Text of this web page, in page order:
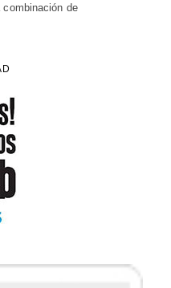
de